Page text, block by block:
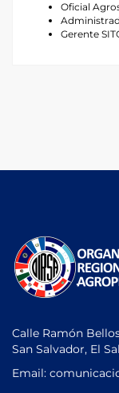
Oficial
Gerente
Calle Ramón
San Salvador, El
Email: